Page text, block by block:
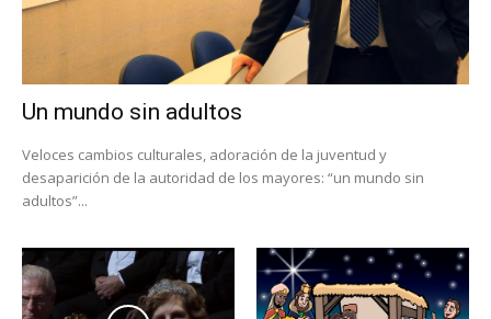
Un mundo sin adultos
Veloces cambios culturales, adoración de la juventud y
desaparición de la autoridad de los mayores: “un mundo sin
adultos”...